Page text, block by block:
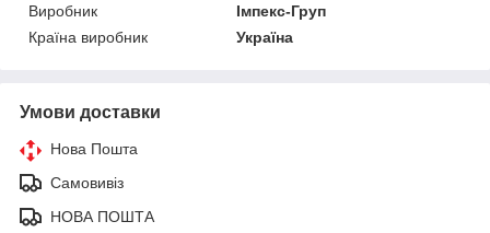
Виробник
Імпекс-Груп
Країна виробник
Україна
Умови доставки
Нова Пошта
Самовивіз
НОВА ПОШТА